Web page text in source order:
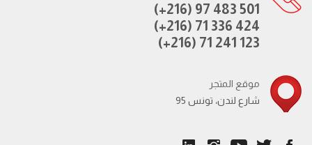
(+216) 97 483 501
(+216) 71 336 424
(+216) 71 241 123
موقع المتجر
95 شارع لندن، تونس